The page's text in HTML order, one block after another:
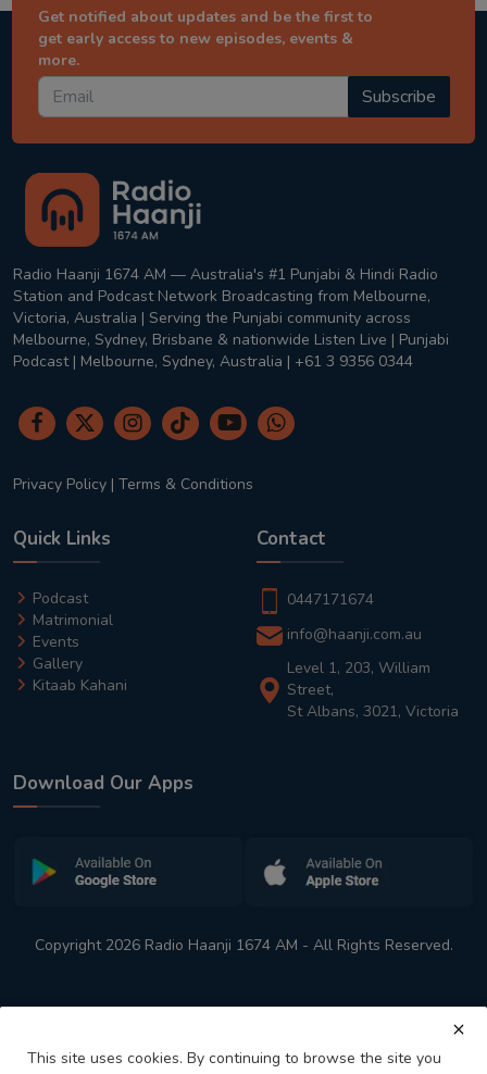
Get notified about updates and be the first to
get early access to new episodes, events &
more.
Subscribe
Radio Haanji 1674 AM — Australia's #1 Punjabi & Hindi Radio
Station and Podcast Network Broadcasting from Melbourne,
Victoria, Australia | Serving the Punjabi community across
Melbourne, Sydney, Brisbane & nationwide Listen Live | Punjabi
Podcast | Melbourne, Sydney, Australia | +61 3 9356 0344
Privacy Policy | Terms & Conditions
Quick Links
Podcast
Matrimonial
Events
Gallery
Kitaab Kahani
Contact
0447171674
info@haanji.com.au
Level 1, 203, William
Street,
St Albans, 3021, Victoria
Download Our Apps
Copyright 2026 Radio Haanji 1674 AM - All Rights Reserved.
This site uses cookies. By continuing to browse the site you